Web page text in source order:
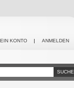
KONTO ANMELDEN
SUCHE